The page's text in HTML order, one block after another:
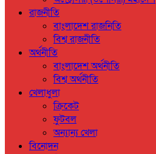
রাজনীতি
বাংলাদেশ রাজনিতি
বিশ্ব রাজনীতি
অর্থনীতি
বাংলাদেশ অর্থনীতি
বিশ্ব অর্থনীতি
খেলাধুলা
ক্রিকেট
ফুটবল
অন্যান্য খেলা
বিনোদন